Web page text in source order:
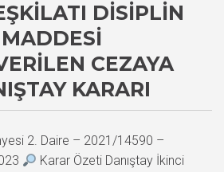
DISIPLIN
CEZAYA
KARARI
2. Daire – 2021/14590 –
Karar Özeti Danıştay İkinci